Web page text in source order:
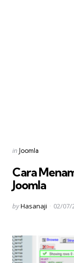
Categories
Posted
in Joomla
Cara
Joomla
Posted
byHasanaji 02/07/